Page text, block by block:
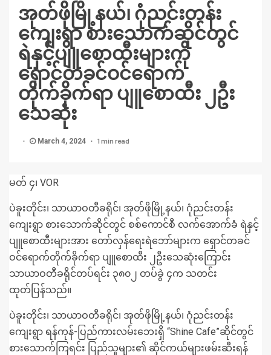
အုတ်ဖိုမြို့နယ်၊ ဂုံညင်းတန်း
ကျေးရွာ စားသောက်ဆိုင်တွင်
ရဲနှင့်ပျူစောထီးများကို
ရှောင်တခင်ဝင်ရောက်
တိုက်ခိုက်ရာ ပျူစောထီး ၂ဦး
သေဆုံး
March 4, 2024 1 min read
မတ် ၄၊ VOR
ပဲခူးတိုင်း၊ သာယာဝတီခရိုင်၊ အုတ်ဖိုမြို့နယ်၊ ဂုံညင်းတန်း
ကျေးရွာ စားသောက်ဆိုင်တွင် စစ်ကောင်စီ လက်အောက်ခံ ရဲနှင့်
ပျူစောထီးများအား တော်လှန်ရေးရဲဘော်များက ရှောင်တခင်
ဝင်ရောက်တိုက်ခိုက်ရာ ပျူစောထီး ၂ဦးသေဆုံးကြောင်း
သာယာဝတီခရိုင်တပ်ရင်း ၃၈၀၂ တပ်ခွဲ ၄က သတင်း
ထုတ်ပြန်သည်။
ပဲခူးတိုင်း၊ သာယာဝတီခရိုင်၊ အုတ်ဖိုမြို့နယ်၊ ဂုံညင်းတန်း
ကျေးရွာ ရန်ကုန်-ပြည်ကားလမ်းဘေးရှိ “Shine Cafe”ဆိုင်တွင်
စားသောက်ကြရင်း ပြည်သူများ၏ ဆိုင်ကယ်များဖမ်းဆီးရန်